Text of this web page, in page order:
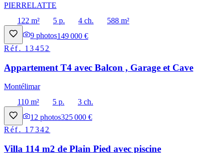
PIERRELATTE
122 m²
5 p. 4 ch.
588 m²
9 photos149 000 €
Réf. 13452
Appartement T4 avec Balcon , Garage et Cave
Montélimar
110 m²
5 p.
3 ch.
12 photos325 000 €
Réf. 17342
Villa 114 m2 de Plain Pied avec piscine